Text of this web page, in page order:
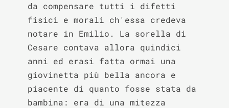
da compensare tutti i difetti
fisici e morali ch'essa credeva
notare in Emilio. La sorella di
Cesare contava allora quindici
anni ed erasi fatta ormai una
giovinetta più bella ancora e
piacente di quanto fosse stata da
bambina: era di una mitezza